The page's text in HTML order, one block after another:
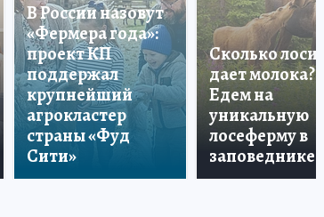
В России назовут
«Фермера года»:
проект КП
поддержал
крупнейший
агрокластер
страны «Фуд
Сити»
Сколько лосиха
дает молока?
Едем на
уникальную
лосеферму в
заповеднике!